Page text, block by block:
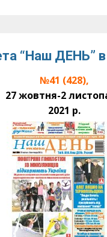
“Наш ДЕНЬ”
№41 (428),
27 жовтня-2
2021 р.